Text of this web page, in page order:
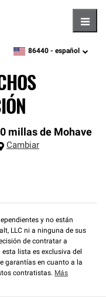
zipcode,language
86440 - español
millas de Mohave
Cambiar
y no están
LLC ni a ninguna de sus
de contratar a
lista es exclusiva del
garantías en cuanto a la
contratistas. Más